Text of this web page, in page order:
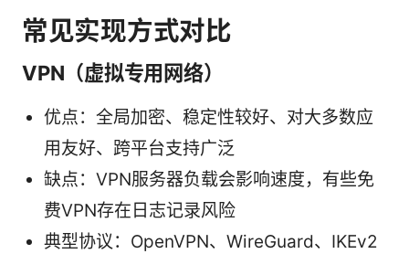
常见实现方式对比
VPN（虚拟专用网络）
优点：全局加密、稳定性较好、对大多数应
用友好、跨平台支持广泛
缺点：VPN服务器负载会影响速度，有些免
费VPN存在日志记录风险
典型协议：OpenVPN、WireGuard、IKEv2